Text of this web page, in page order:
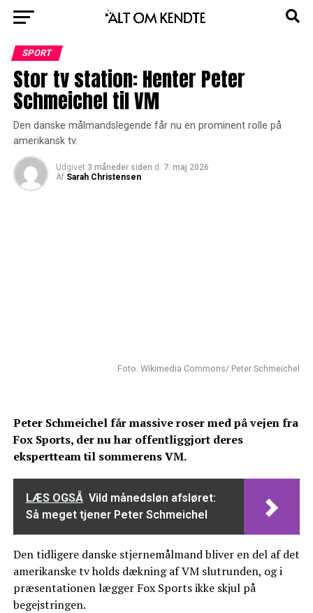
SPORT
Stor tv station: Henter Peter
Schmeichel til VM
Den danske målmandslegende får nu en prominent rolle på
amerikansk tv.
Udgivet 3 måneder siden d. 7. maj 2026
Af Sarah Christensen
Foto. Wikimedia Commons/ Peter Schmeichel
Peter Schmeichel får massive roser med på vejen fra
Fox Sports, der nu har offentliggjort deres
ekspertteam til sommerens VM.
LÆS OGSÅ Vild månedsløn afsløret:
Så meget tjener Peter Schmeichel
Den tidligere danske stjernemålmand bliver en del af det
amerikanske tv holds dækning af VM slutrunden, og i
præsentationen lægger Fox Sports ikke skjul på
begejstringen.